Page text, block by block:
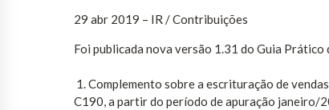
29 abr 2019 – IR / Contribuições
Foi publicada nova versão 1.31 do Guia
1. Complemento sobre a escrituração de
C190, a partir do período de apuração janeiro/